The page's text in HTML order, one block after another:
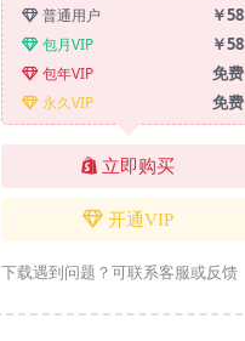
普通用户 ￥58
包月VIP ￥58
包年VIP 免费
永久VIP 免费
立即购买
开通VIP
下载遇到问题？可联系客服或反馈